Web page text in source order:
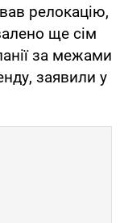
релокацію,
ще сім
за межами
заявили у